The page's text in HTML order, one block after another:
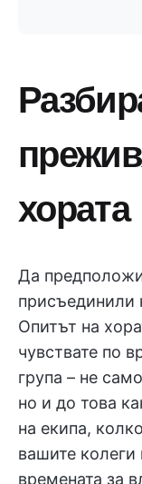
хората
Да
присъединили
Опитът на
чувствате по
група – не
но и до това
на екипа,
вашите
времената за